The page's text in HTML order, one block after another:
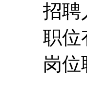
招聘
职位
岗位